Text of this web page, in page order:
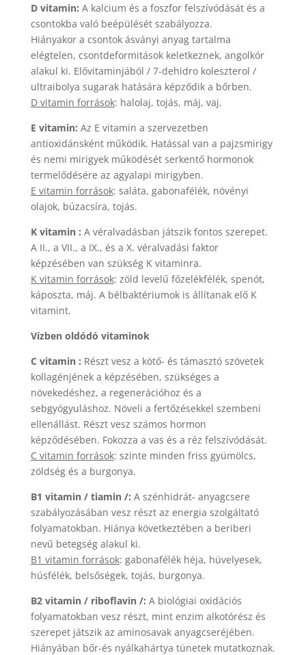
D vitamin: A kalcium és a foszfor felszívódását és a
csontokba való beépülését szabályozza.
Hiányakor a csontok ásványi anyag tartalma
elégtelen, csontdeformitások keletkeznek, angolkór
alakul ki. Elővitaminjából / 7-dehidro koleszterol /
ultraibolya sugarak hatására képződik a bőrben.
D vitamin források: halolaj, tojás, máj, vaj.
E vitamin: Az E vitamin a szervezetben
antioxidánsként működik. Hatással van a pajzsmirigy
és nemi mirigyek működését serkentő hormonok
termelődésére az agyalapi mirigyben.
E vitamin források: saláta, gabonafélék, növényi
olajok, búzacsíra, tojás.
K vitamin : A véralvadásban játszik fontos szerepet.
A II., a VII., a IX., és a X. véralvadási faktor
képzésében van szükség K vitaminra.
K vitamin források: zöld levelű főzelékfélék, spenót,
káposzta, máj. A bélbaktériumok is állítanak elő K
vitamint.
Vízben oldódó vitaminok
C vitamin : Részt vesz a kötő- és támasztó szövetek
kollagénjének a képzésében, szükséges a
növekedéshez, a regenerációhoz és a
sebgyógyuláshoz. Növeli a fertőzésekkel szembeni
ellenállást. Részt vesz számos hormon
képződésében. Fokozza a vas és a réz felszívódását.
C vitamin források: szinte minden friss gyümölcs,
zöldség és a burgonya.
B1 vitamin / tiamin /: A szénhidrát- anyagcsere
szabályozásában vesz részt az energia szolgáltató
folyamatokban. Hiánya következtében a beriberi
nevű betegség alakul ki.
B1 vitamin források: gabonafélék héja, hüvelyesek,
húsfélék, belsőségek, tojás, burgonya.
B2 vitamin / riboflavin /: A biológiai oxidációs
folyamatokban vesz részt, mint enzim alkotórész és
szerepet játszik az aminosavak anyagcseréjében.
Hiányában bőr-és nyálkahártya tünetek mutatkoznak.